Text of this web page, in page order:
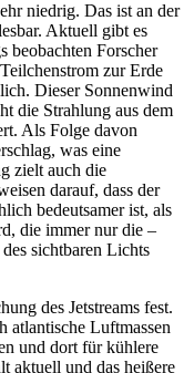
niedrig. Das ist an der
Aktuell gibt es
beobachten Forscher
zur Erde
Dieser Sonnenwind
die Strahlung aus dem
Als Folge davon
was eine
zielt auch die
darauf, dass der
bedeutsamer ist, als
die immer nur die –
sichtbaren Lichts
des Jetstreams fest.
atlantische Luftmassen
und dort für kühlere
aktuell und das heißere